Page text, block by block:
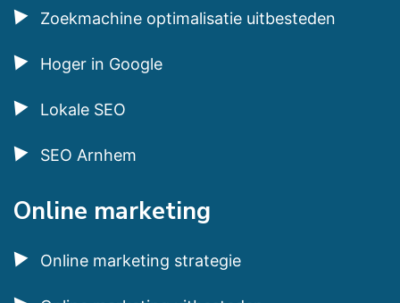
Zoekmachine optimalisatie uitbesteden
Hoger in Google
Lokale SEO
SEO Arnhem
Online marketing
Online marketing strategie